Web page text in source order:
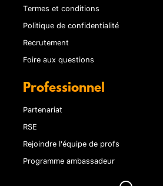
Termes et conditions
Politique de confidentialité
Recrutement
Foire aux questions
Professionnel
Partenariat
RSE
Rejoindre l'équipe de profs
Programme ambassadeur